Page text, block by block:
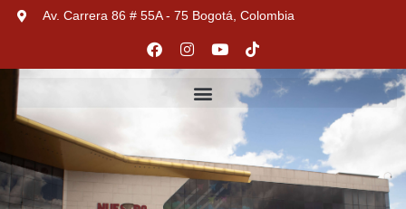
Av. Carrera 86 # 55A - 75 Bogotá, Colombia